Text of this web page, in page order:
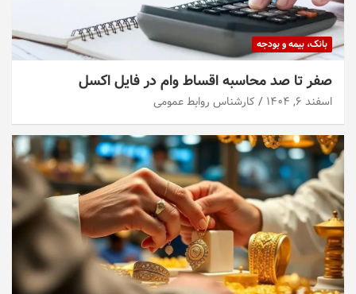
بانک، بیمه و بودجه
صفر تا صد محاسبه اقساط وام در فایل اکسل
اسفند ۶, ۱۴۰۴ کارشناس روابط عمومی